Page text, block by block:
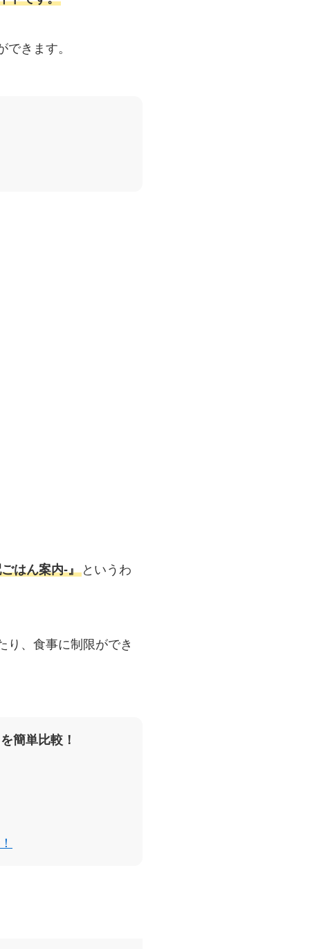
きます。
はん案内‐』 というわ
り、食事に制限ができ
簡単比較！